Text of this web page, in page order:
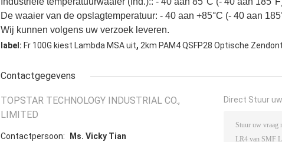
De waaier van de opslagtemperatuur: - 40 aan +85°C (- 40 aan
Wij kunnen volgens uw verzoek leveren.
label: Fr 100G kiest Lambda MSA uit, 2km PAM4 QSFP28 Optische
Contactgegevens
TOPSTAR TECHNOLOGY INDUSTRIAL CO.,
LIMITED
Contactpersoon:
Ms. Vicky Tian
Direct Stuur